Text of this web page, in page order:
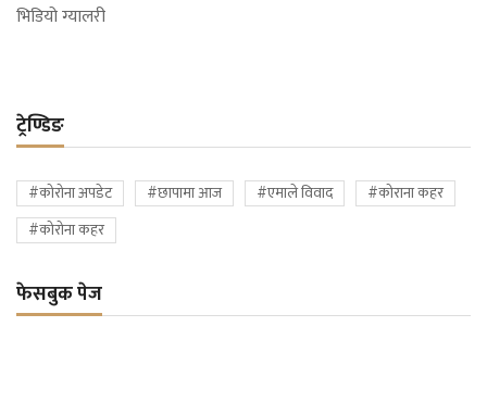
भिडियो ग्यालरी
ट्रेण्डिङ
#कोरोना अपडेट #छापामा आज #एमाले विवाद
#कोराना कहर
#कोरोना कहर
फेसबुक पेज